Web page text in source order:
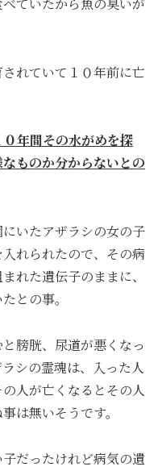
れていて１０年前に亡
年間その水がめを探
ものか分からないとの
いたアザラシの女の子
れられたので、その病
れた遺伝子のままに、
との事。
膀胱、尿道が悪くなっ
シの霊魂は、入った人
人が亡くなるとその人
は無いそうです。
だったけれど病気の遺